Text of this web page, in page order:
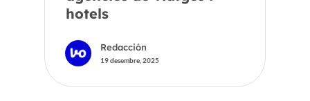
hotels
Redacción
19 desembre, 2025